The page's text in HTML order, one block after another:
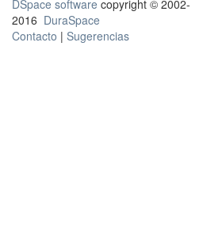
DSpace software copyright © 2002-
2016 DuraSpace
Contacto | Sugerencias